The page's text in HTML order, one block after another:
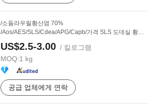
/소듐라우릴황산염 70%
/Aos/AES/SLS/Cdea/APG/Capb/가격 SLS 도데실 황산
US$2.5-3.00 / 킬로그램
MOQ:1 kg
공급 업체에게 연락